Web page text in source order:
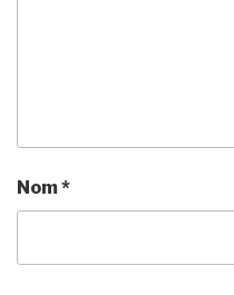
Nom*